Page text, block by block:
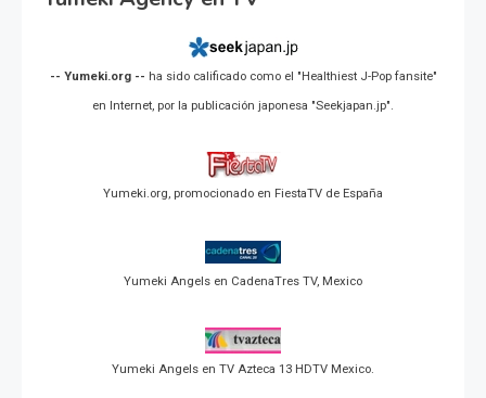
-- Yumeki.org -- ha sido calificado como el "Healthiest J-Pop fansite"
en Internet, por la publicación japonesa "Seekjapan.jp".
Yumeki.org, promocionado en FiestaTV de España
Yumeki Angels en CadenaTres TV, Mexico
Yumeki Angels en TV Azteca 13 HDTV Mexico.